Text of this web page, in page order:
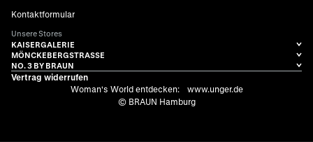
Kontaktformular
Unsere Stores
KAISERGALERIE
MÖNCKEBERGSTRASSE
NO. 3 BY BRAUN
Vertrag widerrufen
Woman's World entdecken:
www.unger.de
© BRAUN Hamburg